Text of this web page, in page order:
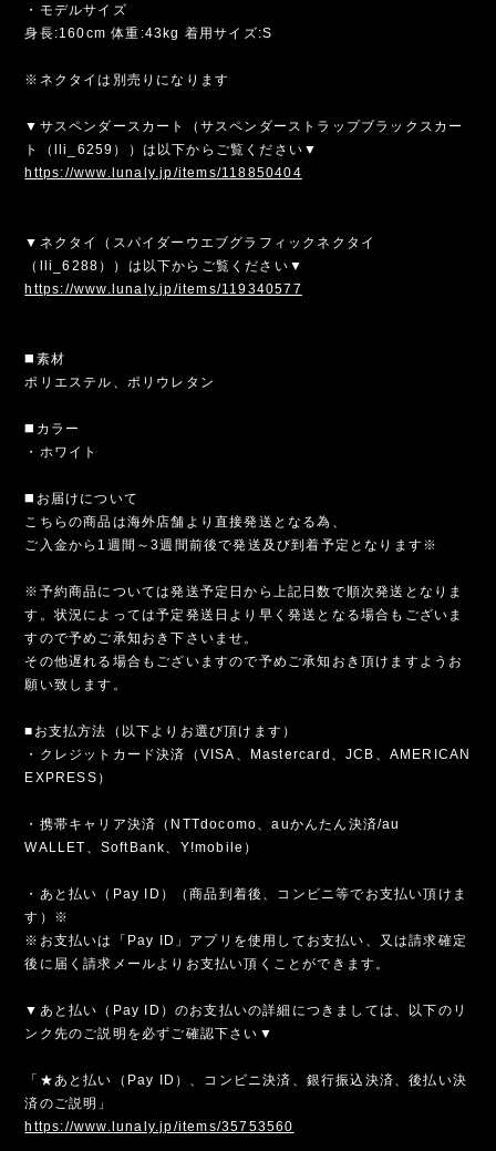
・モデルサイズ
身長:160cm 体重:43kg 着用サイズ:S
※ネクタイは別売りになります
▼サスペンダースカート（サスペンダーストラップブラックスカー
ト（lli_6259））は以下からご覧ください▼
https://www.lunaly.jp/items/118850404
▼ネクタイ（スパイダーウエブグラフィックネクタイ
（lli_6288））は以下からご覧ください▼
https://www.lunaly.jp/items/119340577
◼️素材
ポリエステル、ポリウレタン
◼️カラー
・ホワイト
◼️お届けについて
こちらの商品は海外店舗より直接発送となる為、
ご入金から1週間～3週間前後で発送及び到着予定となります※
※予約商品については発送予定日から上記日数で順次発送となりま
す。状況によっては予定発送日より早く発送となる場合もございま
すので予めご承知おき下さいませ。
その他遅れる場合もございますので予めご承知おき頂けますようお
願い致します。
■お支払方法（以下よりお選び頂けます）
・クレジットカード決済（VISA、Mastercard、JCB、AMERICAN
EXPRESS）
・携帯キャリア決済（NTTdocomo、auかんたん決済/au
WALLET、SoftBank、Y!mobile）
・あと払い（Pay ID）（商品到着後、コンビニ等でお支払い頂けま
す）※
※お支払いは「Pay ID」アプリを使用してお支払い、又は請求確定
後に届く請求メールよりお支払い頂くことができます。
▼あと払い（Pay ID）のお支払いの詳細につきましては、以下のリ
ンク先のご説明を必ずご確認下さい▼
「★あと払い（Pay ID）、コンビニ決済、銀行振込決済、後払い決
済のご説明」
https://www.lunaly.jp/items/35753560